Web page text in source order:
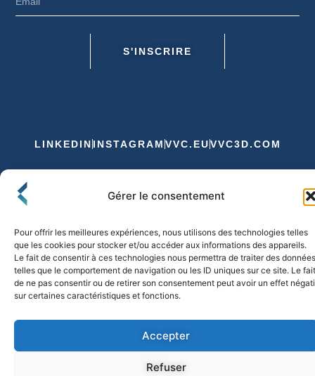
Gérer le consentement
Pour offrir les meilleures expériences, nous utilisons des technologies telles
que les cookies pour stocker et/ou accéder aux informations des appareils.
Le fait de consentir à ces technologies nous permettra de traiter des données
telles que le comportement de navigation ou les ID uniques sur ce site. Le fait
de ne pas consentir ou de retirer son consentement peut avoir un effet
sur certaines caractéristiques et fonctions.
Accepter
Refuser
S'INSCRIRE
LINKEDIN INSTAGRAM VVC.EUVVC3D.COM
Politique de Confidentialité et de CookiesExpédition et Livraison
© 2026 FLO & CO. All Rights Reserved